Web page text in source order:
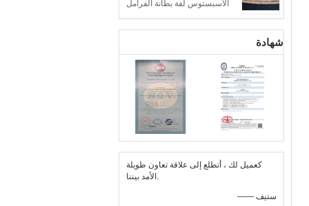
الأسبستوس لفة بطانة الفرامل
شهادة
كعميل لك ، أتطلع إلى علاقة تعاون طويلة
الأمد بيننا.
—— ستيف